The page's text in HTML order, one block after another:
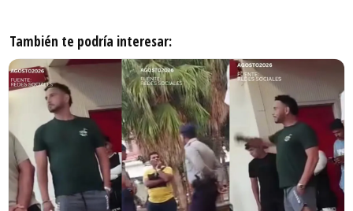
También te podría interesar: